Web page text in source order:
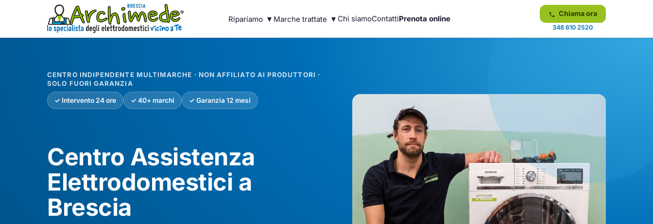
Ripariamo ▾ Marche trattate ▾ Chi siamoContattiPrenota online
Chiama ora
348 610 2520
CENTRO INDIPENDENTE MULTIMARCHE · NON AFFILIATO AI PRODUTTORI ·
SOLO FUORI GARANZIA
✓ Intervento 24 ore ✓ 40+ marchi ✓ Garanzia 12 mesi
Centro Assistenza
Elettrodomestici a
Brescia